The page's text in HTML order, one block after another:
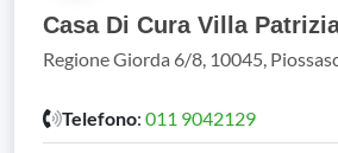
Casa Di Cura Villa
Regione Giorda 6/8, 10045,
Telefono: 011 9042129